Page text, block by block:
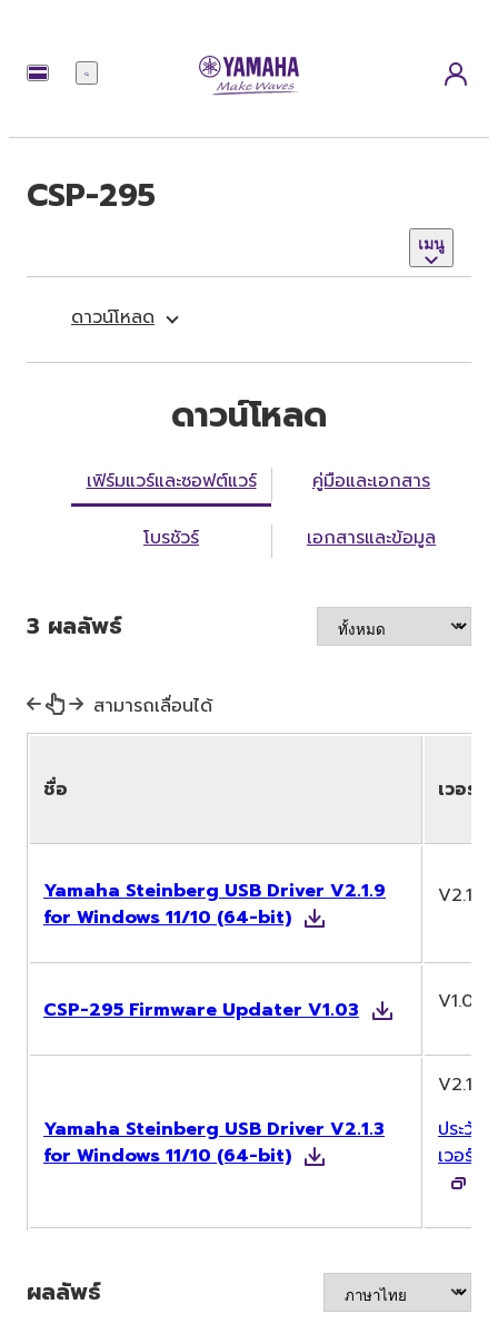
เมนู
CSP-295
เมนู
ดาวน์โหลด
ดาวน์โหลด
เฟิร์มแวร์และซอฟต์แวร์ คู่มือและเอกสาร
โบรชัวร์ เอกสารและข้อมูล
3 ผลลัพธ์
สามารถเลื่อนได้
ชื่อ เวอร์ชั
Yamaha Steinberg USB Driver V2.1.9
for Windows 11/10 (64-bit)
V2.1.9
CSP-295 Firmware Updater V1.03 V1.03
Yamaha Steinberg USB Driver V2.1.3
for Windows 11/10 (64-bit)
V2.1.3
ประวัติ
เวอร์ชั่น
ผลลัพธ์